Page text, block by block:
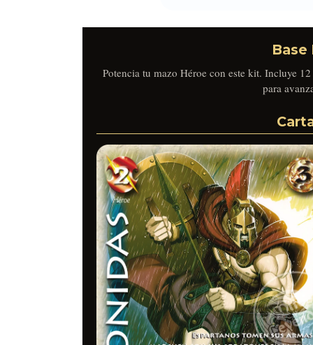
Base
Potencia tu mazo Héroe con este kit. Incluye
para